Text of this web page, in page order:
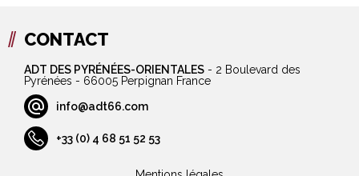
CONTACT
ADT DES PYRÉNÉES-ORIENTALES - 2 Boulevard des
Pyrénées - 66005 Perpignan France
info@adt66.com
+33 (0) 4 68 51 52 53